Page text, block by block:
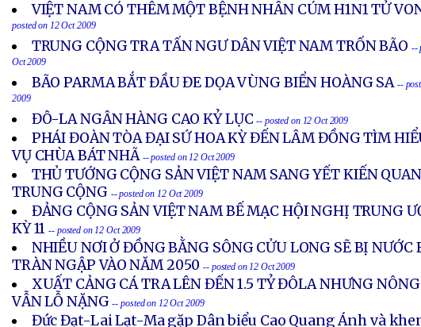
VIỆT NAM CÓ THÊM MỘT BỆNH NHÂN CÚM H1N1 TỬ
posted on 12 Oct 2009
TRUNG CỘNG TRA TẤN NGƯ DÂN VIỆT NAM TRỐN BÃO --
Oct 2009
BÃO PARMA BẮT ĐẦU ĐE DỌA VÙNG BIỂN HOÀNG SA --
2009
ĐÔ-LA NGÂN HÀNG CAO KỶ LỤC -- posted on 12 Oct 2009
PHÁI ĐOÀN TÒA ĐẠI SỨ HOA KỲ ĐẾN LÂM ĐỒNG TÌM
VỤ CHÙA BÁT NHÃ -- posted on 12 Oct 2009
THỦ TƯỚNG CỘNG SẢN VIỆT NAM SANG YẾT KIẾN
TRUNG CỘNG -- posted on 12 Oct 2009
ĐẢNG CỘNG SẢN VIỆT NAM BẾ MẠC HỘI NGHỊ TRUNG
KỲ 11 -- posted on 12 Oct 2009
NHIỀU NƠI Ở ĐỒNG BẰNG SÔNG CỬU LONG SẼ BỊ NƯỚC
TRÀN NGẬP VÀO NĂM 2050 -- posted on 12 Oct 2009
XUẤT CẢNG CÁ TRA LÊN ĐẾN 1.5 TỶ ĐÔLA NHƯNG
VẪN LỖ NẶNG -- posted on 12 Oct 2009
Đức Đạt-Lai Lạt-Ma gặp Dân biểu Cao Quang Ánh và